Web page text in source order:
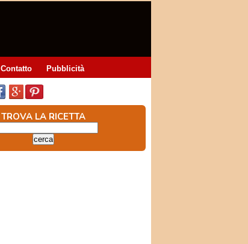
Contatto Pubblicità
TROVA LA RICETTA